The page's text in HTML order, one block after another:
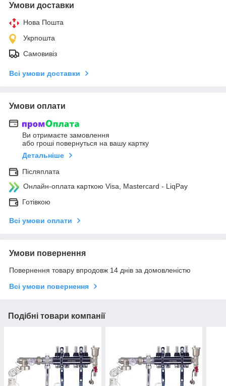
Умови доставки
Нова Пошта
Укрпошта
Самовивіз
Всі умови доставки
Умови оплати
Ви отримаєте замовлення
або гроші повернуться на вашу картку
Детальніше
Післяплата
Онлайн-оплата карткою Visa, Mastercard - LiqPay
Готівкою
Всі умови оплати
Умови повернення
Повернення товару впродовж 14 днів за домовленістю
Всі умови повернення
Подібні товари компанії